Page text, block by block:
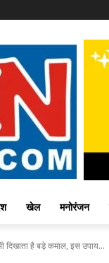
खेल मनोरंजन
दिखाता है बड़े कमाल, इस उपाय...